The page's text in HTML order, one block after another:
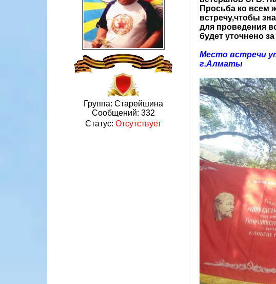
Группа: Старейшина
Сообщений: 332
Статус: Отсутствует
Просьба ко всем
встречу,чтобы
для проведения
будет уточнено
Место встречи
г.Алматы